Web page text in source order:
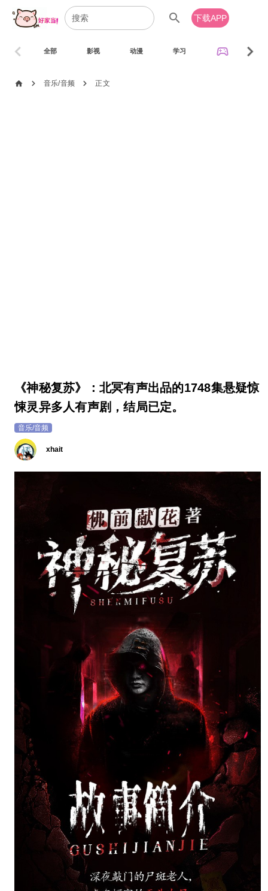
search 下载APP
全部 影视 动漫 学习 sports_esports
chevron_left chevron_right
home chevron_right 音乐/音频 chevron_right 正文
《神秘复苏》：北冥有声出品的1748集悬疑惊
悚灵异多人有声剧，结局已定。
音乐/音频
xhait